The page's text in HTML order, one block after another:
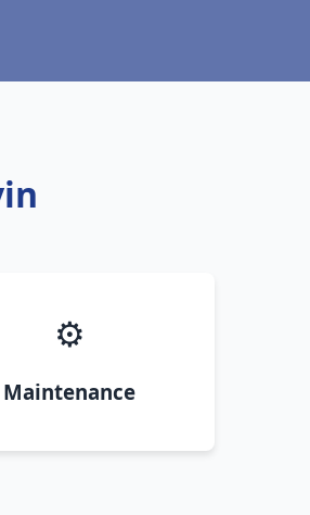
⚙️
Maintenance